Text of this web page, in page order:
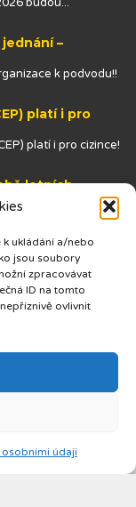
ukládání a/nebo
jsou soubory
zpracovávat
ID na tomto
ovlivnit
osobními údaji
–
k podvodu!!
platí i pro
platí i pro cizince!
letních